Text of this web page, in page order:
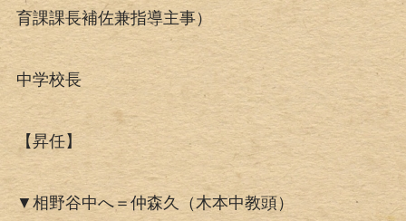
育課課長補佐兼指導主事）
中学校長
【昇任】
▼相野谷中へ＝仲森久（木本中教頭）